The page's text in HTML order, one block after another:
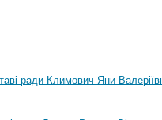
ради Климович Яни